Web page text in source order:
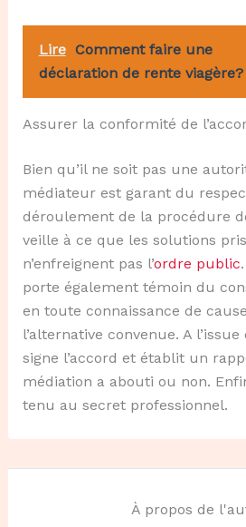
Lire Comment faire une
déclaration de rente viagère?
Assurer la conformité de
Bien qu’il ne soit pas une
médiateur est garant du
déroulement de la procédure
veille à ce que les solutions
n’enfreignent pas l’ordre public
porte également témoin du
en toute connaissance de
l’alternative convenue. A
signe l’accord et établit un
médiation a abouti ou non.
tenu au secret professionnel.
À propos de